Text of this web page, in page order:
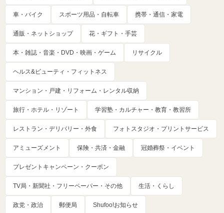
車・バイク スポーツ用品・自転車 携帯・通信・家電
通販・ネットショップ 花・ギフト・手芸
本・雑誌・音楽・DVD・映画・ゲーム リサイクル
ヘルス&ビューティ・フィットネス
マンション・戸建・リフォーム・レンタル収納
旅行・ホテル・リゾート 学習塾・カルチャー・教育・教習所
レストラン・デリバリー・外食 フォトスタジオ・プリントサービス
アミューズメント 保険・共済・金融 冠婚葬祭・イベント
プレゼントキャンペーン・クーポン
TV局・新聞社・フリーペーパー・その他 生活・くらし
政党・政治 郵便局 Shufoo!お知らせ